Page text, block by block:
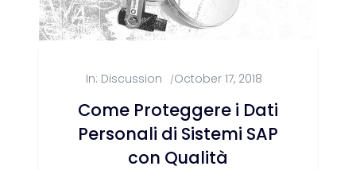
In: Discussion /October 17, 2018
Come Proteggere i Dati
Personali di Sistemi SAP
con Qualità